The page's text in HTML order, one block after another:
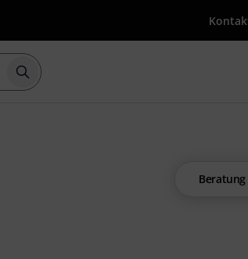
Suche mit Suchwort {searchTerm}
Beratung